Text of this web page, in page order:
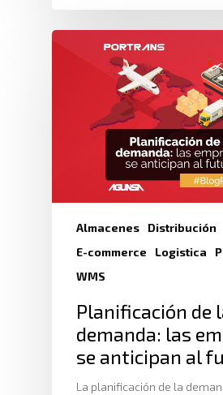
Almacenes
Distribución
E-commerce
Logistica
WMS
Planificación de
demanda: las
se anticipan al
La planificación de la